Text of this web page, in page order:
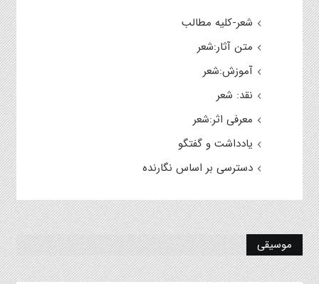
شعر-کلیه مطالب
متن آثار:شعر
آموزش:شعر
نقد: شعر
معرفی اثر:شعر
یادداشت و گفتگو
دسترسی بر اساس نگارنده
موسیقی